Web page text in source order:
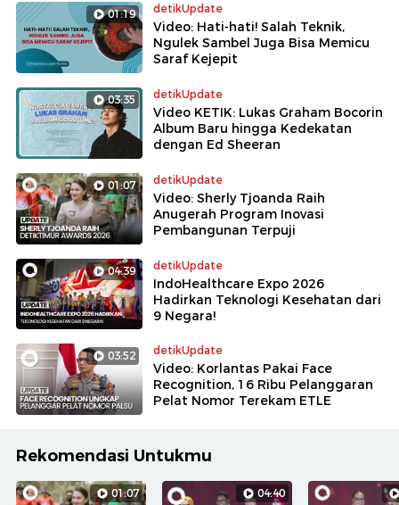
01:19 detikUpdate
Video: Hati-hati! Salah Teknik,
Ngulek Sambel Juga Bisa Memicu
Saraf Kejepit
03:35 detikUpdate
Video KETIK: Lukas Graham Bocorin
Album Baru hingga Kedekatan
dengan Ed Sheeran
01:07 detikUpdate
Video: Sherly Tjoanda Raih
Anugerah Program Inovasi
Pembangunan Terpuji
04:39 detikUpdate
IndoHealthcare Expo 2026
Hadirkan Teknologi Kesehatan dari
9 Negara!
03:52 detikUpdate
Video: Korlantas Pakai Face
Recognition, 16 Ribu Pelanggaran
Pelat Nomor Terekam ETLE
Rekomendasi Untukmu
01:07 04:40